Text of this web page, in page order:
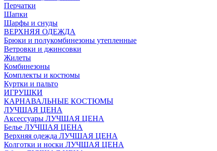
Перчатки
Шапки
Шарфы и снуды
ВЕРХНЯЯ ОДЕЖДА
Брюки и полукомбинезоны утепленные
Ветровки и джинсовки
Жилеты
Комбинезоны
Комплекты и костюмы
Куртки и пальто
ИГРУШКИ
КАРНАВАЛЬНЫЕ КОСТЮМЫ
ЛУЧШАЯ ЦЕНА
Аксессуары ЛУЧШАЯ ЦЕНА
Белье ЛУЧШАЯ ЦЕНА
Верхняя одежда ЛУЧШАЯ ЦЕНА
Колготки и носки ЛУЧШАЯ ЦЕНА